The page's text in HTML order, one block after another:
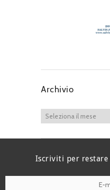
Archivio
Iscriviti per restare